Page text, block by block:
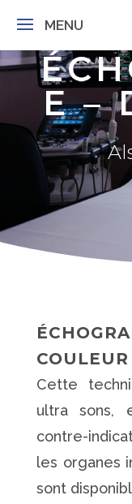
MENU
E –
COULEUR
Cette
ultra sons,
contre-
les organes
sont